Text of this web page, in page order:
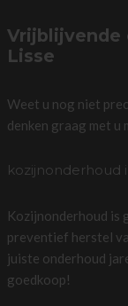
Vrijblijvende
Lisse
Weet u nog niet
denken graag met u
kozijnonderhoud
Kozijnonderhoud is
preventief herstel
juiste onderhoud
goedkoop!